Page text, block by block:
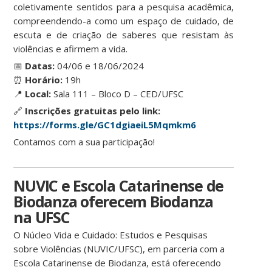
coletivamente sentidos para a pesquisa acadêmica,
compreendendo-a como um espaço de cuidado, de
escuta e de criação de saberes que resistam às
violências e afirmem a vida.
📅 Datas: 04/06 e 18/06/2024
⏰ Horário: 19h
📍 Local: Sala 111 – Bloco D – CED/UFSC
🔗 Inscrições gratuitas pelo link:
https://forms.gle/GC1dgiaeiL5Mqmkm6
Contamos com a sua participação!
NUVIC e Escola Catarinense de
Biodanza oferecem Biodanza
na UFSC
O Núcleo Vida e Cuidado: Estudos e Pesquisas
sobre Violências (NUVIC/UFSC), em parceria com a
Escola Catarinense de Biodanza, está oferecendo